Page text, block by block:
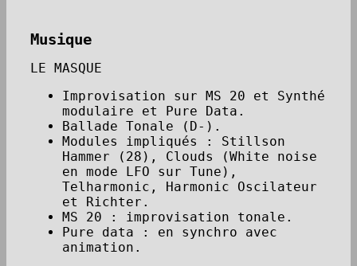
Musique
LE MASQUE
Improvisation sur MS 20 et Synthé
modulaire et Pure Data.
Ballade Tonale (D-).
Modules impliqués : Stillson
Hammer (28), Clouds (White noise
en mode LFO sur Tune),
Telharmonic, Harmonic Oscilateur
et Richter.
MS 20 : improvisation tonale.
Pure data : en synchro avec
animation.